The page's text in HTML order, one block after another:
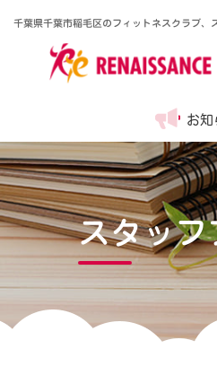
千葉県千葉市稲毛区のフィットネスクラブ、
お知
スタッ